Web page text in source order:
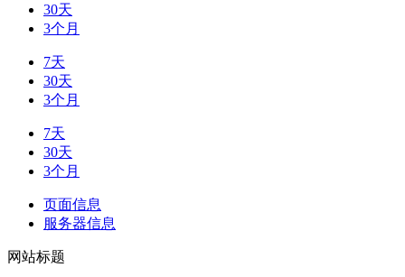
30天
3个月
7天
30天
3个月
7天
30天
3个月
页面信息
服务器信息
网站标题